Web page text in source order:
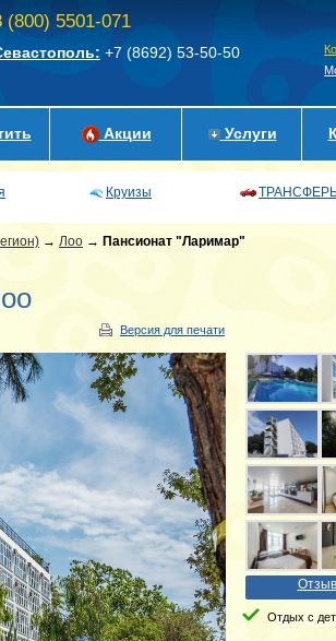
(800) 5501-071
+7 (8692) 53-50-50
Акции Услуги
Круизы
→ Лоо → Пансионат "Ларимар"
Версия для печати
Отдых с